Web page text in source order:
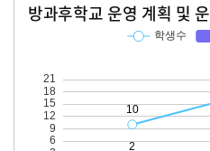
방과후학교 운영 계획 및